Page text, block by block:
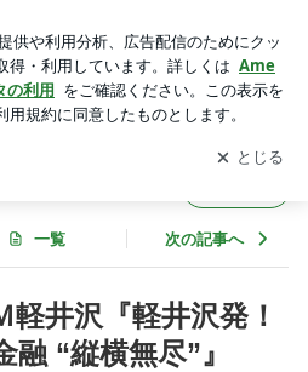
忠の縦横無尽
ブログの更新通知
を受け取りまし
開く
一覧 次の記事へ
軽井沢『軽井沢発！
“縦横無尽”』